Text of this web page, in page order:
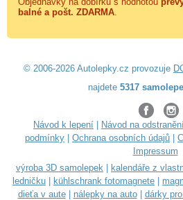
balné a pošt. ZDARMA.
© 2006-2026 Autolepky.cz provozuje
najdete 5317
Návod k lepení Návod na
podmínky
Ochrana osobních údajů
Impressum
výroba 3D samolepek
kalendáře z
ledničku
kühlschrank fotomagnete
dieťa v aute| nálepky na auto| dárky